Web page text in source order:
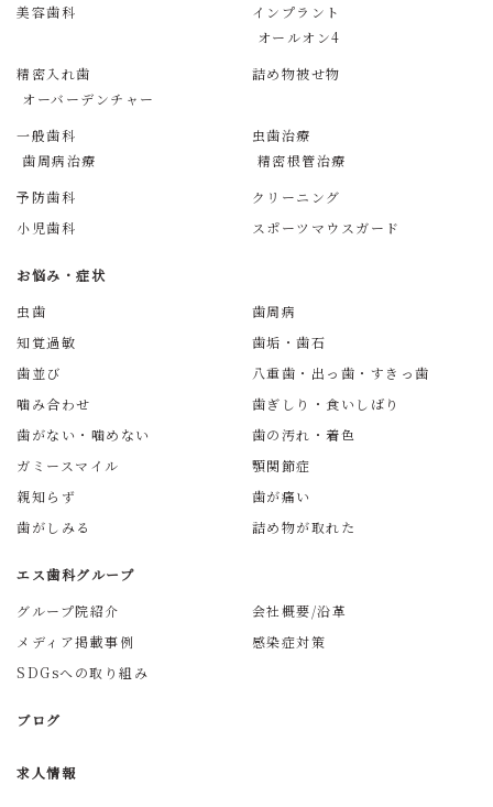
美容歯科
インプラント
オールオン4
精密入れ歯
オーバーデンチャー
詰め物被せ物
一般歯科
歯周病治療
虫歯治療
精密根管治療
予防歯科
クリーニング
小児歯科
スポーツマウスガード
お悩み・症状
虫歯
歯周病
知覚過敏
歯垢・歯石
歯並び
八重歯・出っ歯・すきっ歯
噛み合わせ
歯ぎしり・食いしばり
歯がない・噛めない
歯の汚れ・着色
ガミースマイル
顎関節症
親知らず
歯が痛い
歯がしみる
詰め物が取れた
エス歯科グループ
グループ院紹介
会社概要/沿革
メディア掲載事例
感染症対策
SDGsへの取り組み
ブログ
求人情報